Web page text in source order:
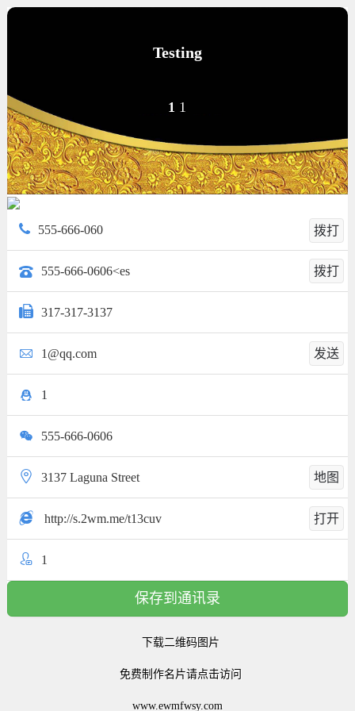
Testing
1 1
拨打
555-666-060
拨打
555-666-0606<es
317-317-3137
发送
1@qq.com
1
555-666-0606
地图
3137 Laguna Street
打开
http://s.2wm.me/t13cuv
1
保存到通讯录
下载二维码图片
免费制作名片请点击访问
www.ewmfwsy.com